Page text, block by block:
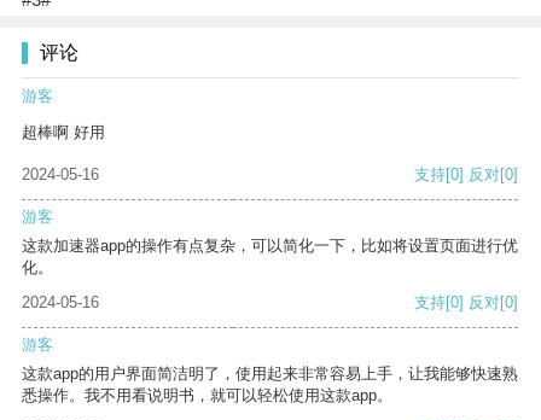
评论
游客
超棒啊 好用
2024-05-16 支持[0] 反对[0]
游客
这款加速器app的操作有点复杂，可以简化一下，比如将设置页面进行优
化。
2024-05-16
支持[0] 反对[0]
游客
这款app的用户界面简洁明了，使用起来非常容易上手，让我能够快速熟
悉操作。我不用看说明书，就可以轻松使用这款app。